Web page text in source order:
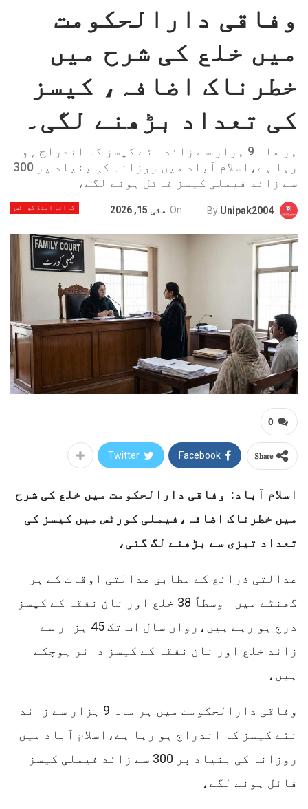
وفاقی دارالحکومت
میں خلع کی شرح میں
خطرناک اضافہ، کیسز
کی تعداد بڑھنے لگی۔
ہر ماہ 9 ہزار سے زائد نئے کیسز کا اندراج ہو
رہا ہے،اسلام آباد میں روزانہ کی بنیاد پر 300
سے زائد فیملی کیسز فائل ہونے لگے،
کرائم اینڈ کورٹس By Unipak2004
On مئی 15, 2026
0
Share
Facebook
Twitter
اسلام آباد: وفاقی دارالحکومت میں خلع کی شرح
میں خطرناک اضافہ،فیملی کورٹس میں کیسز کی
تعداد تیزی سے بڑھنے لگ گئی،
عدالتی ذرائع کے مطابق عدالتی اوقات کے ہر
گھنٹے میں اوسطاً 38 خلع اور نان نفقہ کے کیسز
درج ہو رہے ہیں،رواں سال اب تک 45 ہزار سے
زائد خلع اور نان نفقہ کے کیسز دائر ہوچکے
ہیں،
وفاقی دارالحکومت میں ہر ماہ 9 ہزار سے زائد
نئے کیسز کا اندراج ہو رہا ہے،اسلام آباد میں
روزانہ کی بنیاد پر 300 سے زائد فیملی کیسز
فائل ہونے لگے،